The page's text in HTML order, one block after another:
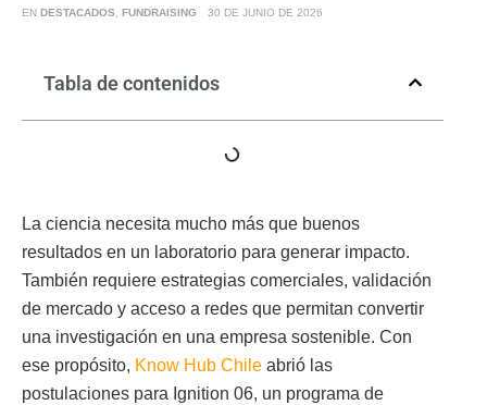
EN DESTACADOS FUNDRAISING 30 DE JUNIO DE 2026
Tabla de contenidos
La ciencia necesita mucho más que buenos
resultados en un laboratorio para generar impacto.
También requiere estrategias comerciales, validación
de mercado y acceso a redes que permitan convertir
una investigación en una empresa sostenible. Con
ese propósito, Know Hub Chile abrió las
postulaciones para Ignition 06, un programa de